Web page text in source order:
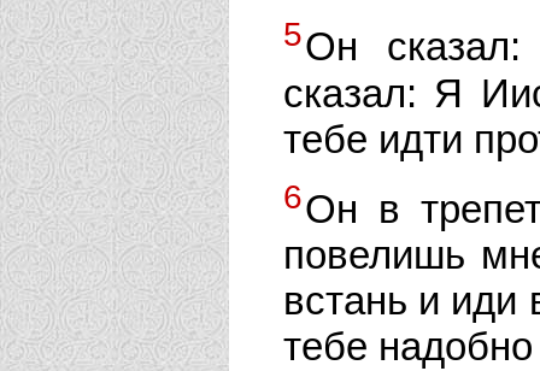
5Он
сказал: Я
тебе идти
6Он в
повелишь
встань и иди
тебе